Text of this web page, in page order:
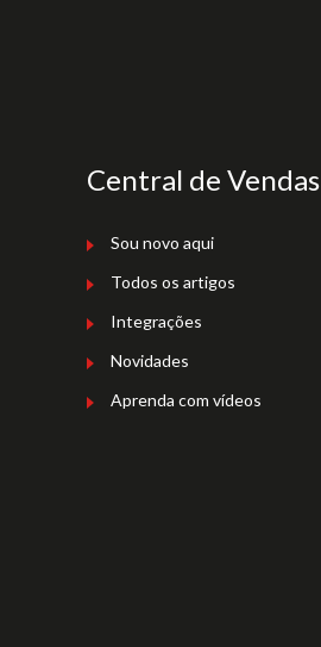
Central de Vendas
Sou novo aqui
Todos os artigos
Integrações
Novidades
Aprenda com vídeos